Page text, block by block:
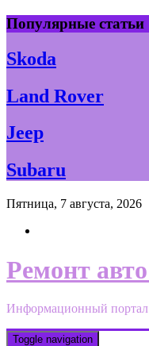
Skip
to
content
Популярные статьи
Skoda
Land Rover
Jeep
Subaru
Пятница, 7 августа, 2026
Ремонт
Информационный портал
Toggle navigation